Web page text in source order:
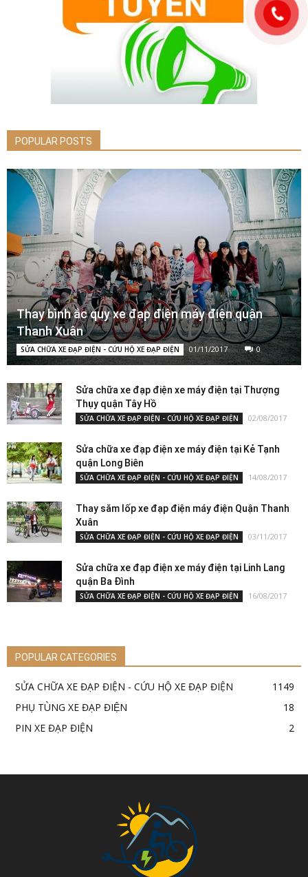
POPULAR POSTS
Thay bình ắc quy xe đạp điện máy điện quận
Thanh Xuân
SỬA CHỮA XE ĐẠP ĐIỆN - CỨU HỘ XE ĐẠP ĐIỆN 01/11/2017 0
Sửa chữa xe đạp điện xe máy điện tại Thượng
Thụy quận Tây Hồ
SỬA CHỮA XE ĐẠP ĐIỆN - CỨU HỘ XE ĐẠP ĐIỆN 02/08/2017
Sửa chữa xe đạp điện xe máy điện tại Kẻ Tạnh
quận Long Biên
SỬA CHỮA XE ĐẠP ĐIỆN - CỨU HỘ XE ĐẠP ĐIỆN 14/08/2017
Thay săm lốp xe đạp điện máy điện Quận Thanh
Xuân
SỬA CHỮA XE ĐẠP ĐIỆN - CỨU HỘ XE ĐẠP ĐIỆN 03/11/2017
Sửa chữa xe đạp điện xe máy điện tại Linh Lang
quận Ba Đình
SỬA CHỮA XE ĐẠP ĐIỆN - CỨU HỘ XE ĐẠP ĐIỆN 16/08/2017
POPULAR CATEGORIES
SỬA CHỮA XE ĐẠP ĐIỆN - CỨU HỘ XE ĐẠP ĐIỆN
1149
PHỤ TÙNG XE ĐẠP ĐIỆN
18
PIN XE ĐẠP ĐIỆN
2